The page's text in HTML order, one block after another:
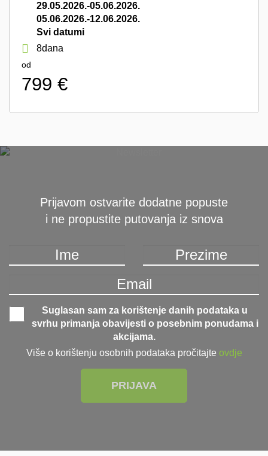
29.05.2026.-05.06.2026.
05.06.2026.-12.06.2026.
Svi datumi
8dana
od
799 €
Prijavom ostvarite dodatne popuste
i ne propustite putovanja iz snova
Suglasan sam za korištenje danih podataka u
svrhu primanja obavijesti o posebnim ponudama i
akcijama.
Više o korištenju osobnih podataka pročitajte ovdje